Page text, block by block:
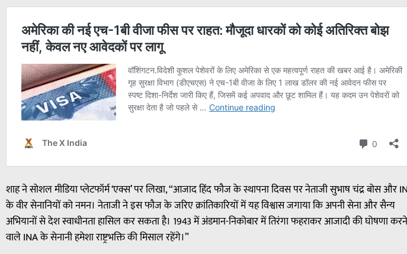
शाह ने सोशल मीडिया प्लेटफॉर्म ‘एक्स’ पर लिखा, “आजाद हिंद फौज के स्थापना दिवस पर नेताजी सुभाष चंद्र बोस और
के वीर सेनानियों को नमन। नेताजी ने इस फौज के जरिए क्रांतिकारियों में यह विश्वास जगाया कि अपनी सेना और सैन्य
अभियानों से देश स्वाधीनता हासिल कर सकता है। 1943 में अंडमान-निकोबार में तिरंगा फहराकर आजादी की घोषणा करने
वाले INA के सेनानी हमेशा राष्ट्रभक्ति की मिसाल रहेंगे।”